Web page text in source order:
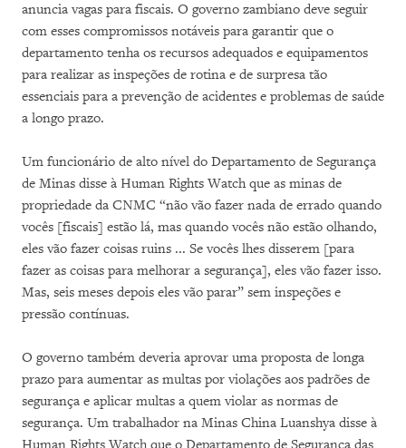
anuncia vagas para fiscais. O governo zambiano deve seguir
com esses compromissos notáveis para garantir que o
departamento tenha os recursos adequados e equipamentos
para realizar as inspeções de rotina e de surpresa tão
essenciais para a prevenção de acidentes e problemas de saúde
a longo prazo.
Um funcionário de alto nível do Departamento de Segurança
de Minas disse à Human Rights Watch que as minas de
propriedade da CNMC “não vão fazer nada de errado quando
vocês [fiscais] estão lá, mas quando vocês não estão olhando,
eles vão fazer coisas ruins ... Se vocês lhes disserem [para
fazer as coisas para melhorar a segurança], eles vão fazer isso.
Mas, seis meses depois eles vão parar” sem inspeções e
pressão contínuas.
O governo também deveria aprovar uma proposta de longa
prazo para aumentar as multas por violações aos padrões de
segurança e aplicar multas a quem violar as normas de
segurança. Um trabalhador na Minas China Luanshya disse à